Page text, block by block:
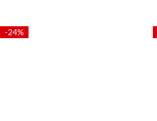
-24%